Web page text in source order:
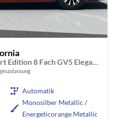
Beach 2.0TDI DSG Sport Edition 8 Fach GV5 Elegance+
Automatik
Monosilber Metallic /
Energeticorange Metallic